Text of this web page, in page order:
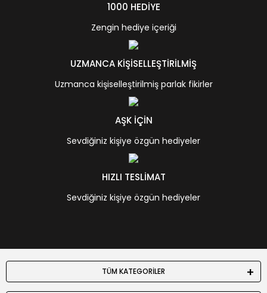
1000 HEDİYE
Zengin hediye içeriği
UZMANCA KİŞİSELLEŞTİRİLMİŞ
Uzmanca kişiselleştirilmiş parlak fikirler
AŞK İÇİN
Sevdiğiniz kişiye özgün hediyeler
HIZLI TESLİMAT
Sevdiğiniz kişiye özgün hediyeler
TÜM KATEGORİLER